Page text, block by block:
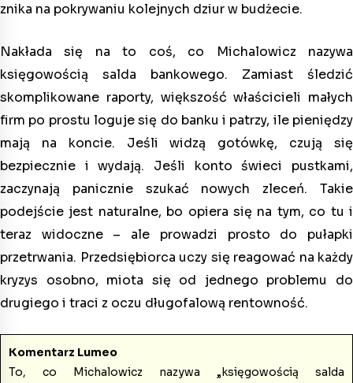
znika na pokrywaniu kolejnych dziur w budżecie.
Nakłada się na to coś, co Michalowicz nazywa
księgowością salda bankowego. Zamiast śledzić
skomplikowane raporty, większość właścicieli małych
firm po prostu loguje się do banku i patrzy, ile pieniędzy
mają na koncie. Jeśli widzą gotówkę, czują się
bezpiecznie i wydają. Jeśli konto świeci pustkami,
zaczynają panicznie szukać nowych zleceń. Takie
podejście jest naturalne, bo opiera się na tym, co tu i
teraz widoczne – ale prowadzi prosto do pułapki
przetrwania. Przedsiębiorca uczy się reagować na każdy
kryzys osobno, miota się od jednego problemu do
drugiego i traci z oczu długofalową rentowność.
Komentarz Lumeo
To, co Michalowicz nazywa „księgowością salda